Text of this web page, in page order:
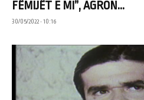
FËMIJËT E MI”, AGRON...
30/05/2022 • 10:16